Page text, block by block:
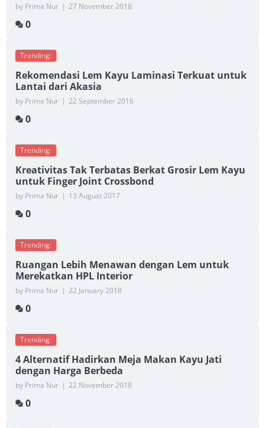
by Prima Nur | 27 November 2018
0
Trending:
Rekomendasi Lem Kayu Laminasi Terkuat untuk
Lantai dari Akasia
by Prima Nur | 22 September 2016
0
Trending:
Kreativitas Tak Terbatas Berkat Grosir Lem Kayu
untuk Finger Joint Crossbond
by Prima Nur | 13 August 2017
0
Trending:
Ruangan Lebih Menawan dengan Lem untuk
Merekatkan HPL Interior
by Prima Nur | 22 January 2018
0
Trending:
4 Alternatif Hadirkan Meja Makan Kayu Jati
dengan Harga Berbeda
by Prima Nur | 22 November 2018
0